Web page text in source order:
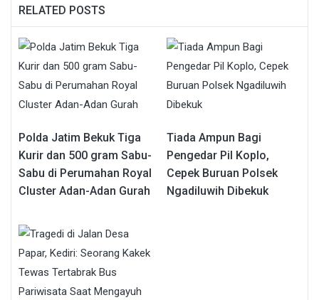
RELATED POSTS
Polda Jatim Bekuk Tiga
Kurir dan 500 gram Sabu-
Sabu di Perumahan Royal
Cluster Adan-Adan Gurah
Tiada Ampun Bagi
Pengedar Pil Koplo,
Cepek Buruan Polsek
Ngadiluwih Dibekuk